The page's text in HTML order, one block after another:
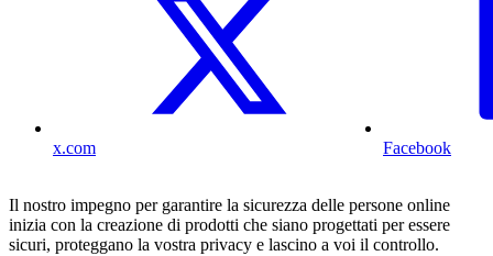
x.com Facebook
Il nostro impegno per garantire la sicurezza delle persone online
inizia con la creazione di prodotti che siano progettati per essere
sicuri, proteggano la vostra privacy e lascino a voi il controllo.